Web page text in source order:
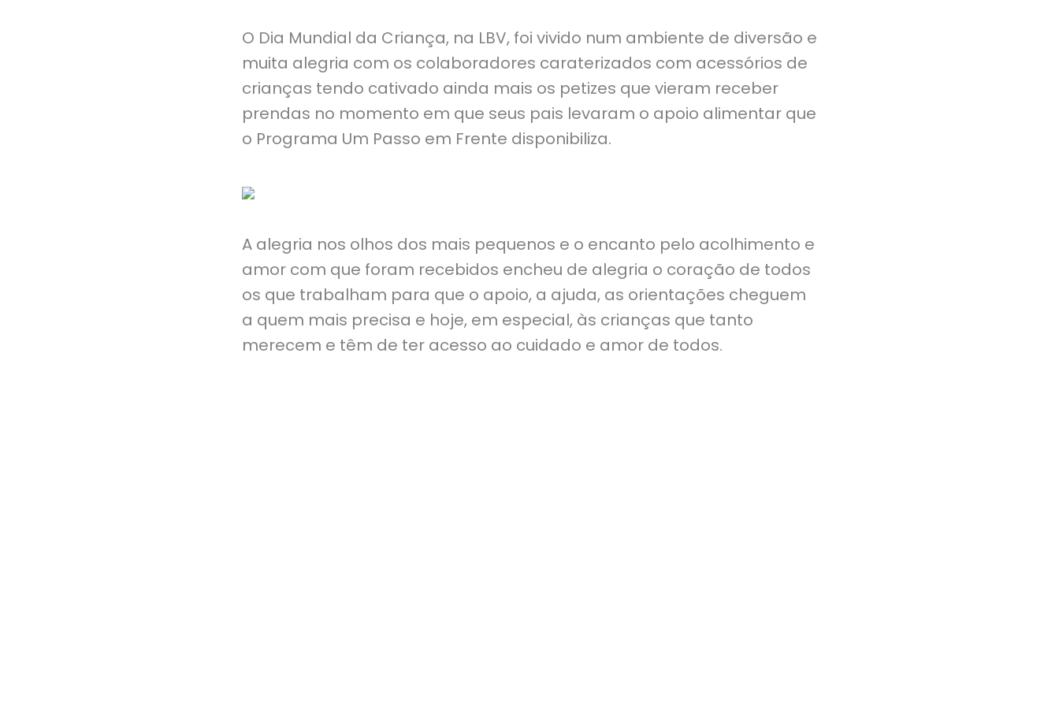
O Dia Mundial da Criança, na LBV, foi vivido num ambiente de diversão e
muita alegria com os colaboradores caraterizados com acessórios de
crianças tendo cativado ainda mais os petizes que vieram receber
prendas no momento em que seus pais levaram o apoio alimentar que
o Programa Um Passo em Frente disponibiliza.
A alegria nos olhos dos mais pequenos e o encanto pelo acolhimento e
amor com que foram recebidos encheu de alegria o coração de todos
os que trabalham para que o apoio, a ajuda, as orientações cheguem
a quem mais precisa e hoje, em especial, às crianças que tanto
merecem e têm de ter acesso ao cuidado e amor de todos.